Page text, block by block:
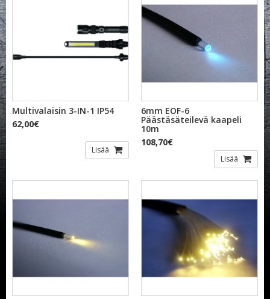
Multivalaisin 3-IN-1 IP54
62,00€
Lisää
6mm EOF-6
Päästäsäteilevä kaapeli
10m
108,70€
Lisää